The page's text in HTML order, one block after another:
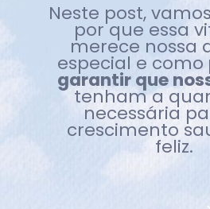
Neste post,
por que essa
merece nossa
especial e como
garantir que
tenham a
necessária
crescimento
feliz.